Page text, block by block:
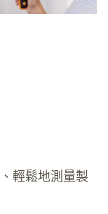
輕鬆地測量製